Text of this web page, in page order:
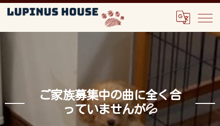
ご家族募集中の曲に全く合
っていませんが💦